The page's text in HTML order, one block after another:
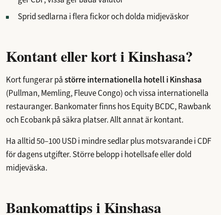
Sprid sedlarna i flera fickor och dolda midjeväskor
Kontant eller kort i Kinshasa?
Kort fungerar påstörre internationella hotell i Kinshasa
(Pullman, Memling, Fleuve Congo) och vissa internationella
restauranger. Bankomater finns hos Equity BCDC, Rawbank
och Ecobank på säkra platser. Allt annat är kontant.
Ha alltid 50–100 USD i mindre sedlar plus motsvarande i CDF
för dagens utgifter. Större belopp i hotellsafe eller dold
midjeväska.
Bankomattips i Kinshasa